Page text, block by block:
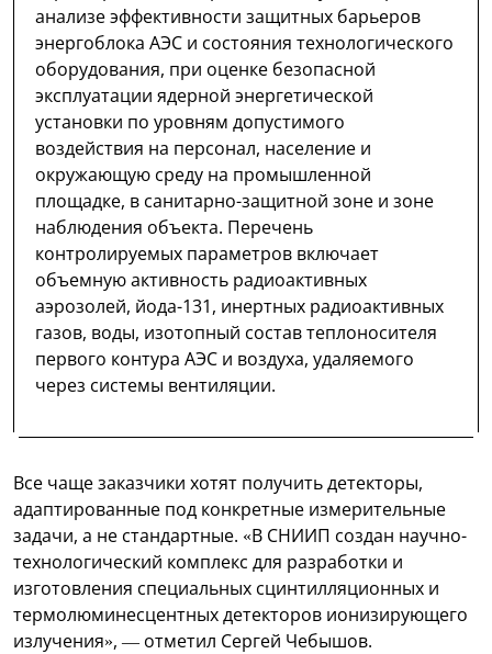
анализе эффективности защитных барьеров
энергоблока АЭС и состояния технологического
оборудования, при оценке безопасной
эксплуатации ядерной энергетической
установки по уровням допустимого
воздействия на персонал, население и
окружающую среду на промышленной
площадке, в санитарно-защитной зоне и зоне
наблюдения объекта. Перечень
контролируемых параметров включает
объемную активность радиоактивных
аэрозолей, йода-131, инертных радиоактивных
газов, воды, изотопный состав теплоносителя
первого контура АЭС и воздуха, удаляемого
через системы вентиляции.
Все чаще заказчики хотят получить детекторы,
адаптированные под конкретные измерительные
задачи, а не стандартные. «В СНИИП создан научно-
технологический комплекс для разработки и
изготовления специальных сцинтилляционных и
термолюминесцентных детекторов ионизирующего
излучения», — отметил Сергей Чебышов.